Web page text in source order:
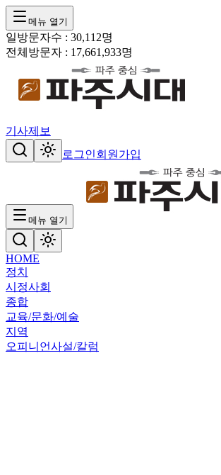
메뉴 열기
일방문자수 : 30,112명
전체방문자 : 17,661,933명
기사제보
로그인회원가입
메뉴 열기
HOME
정치
시정사회
종합
교육/문화/예술
지역
오피니언사설/칼럼